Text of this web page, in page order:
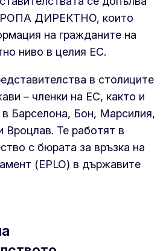
ДИРЕКТНО, които
на гражданите на
ниво в целия ЕС.
в столиците
– членки на ЕС, както и
в Барселона, Бон, Марсилия,
Те работят в
с бюрата за връзка на
(EPLO) в държавите